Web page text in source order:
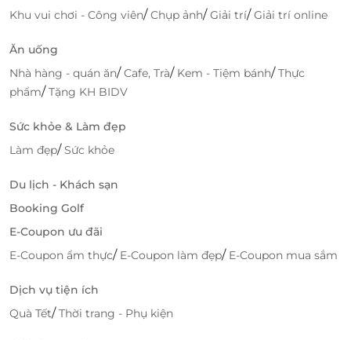
Khu vui chơi - Công viên/Chụp ảnh/Giải trí/Giải trí online
Ăn uống
Nhà hàng - quán ăn/Cafe, Trà/ Kem - Tiệm bánh/Thực
phẩm/Tặng KH BIDV
Sức khỏe & Làm đẹp
Làm đẹp/Sức khỏe
Du lịch - Khách sạn
Booking Golf
E-Coupon ưu đãi
E-Coupon ẩm thực/ E-Coupon làm đẹp/ E-Coupon mua sắm
Dịch vụ tiện ích
Quà Tết/Thời trang - Phụ kiện